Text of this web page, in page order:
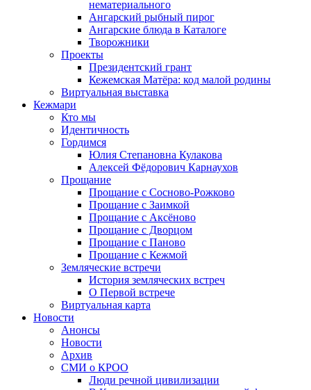
нематериального
Ангарский рыбный пирог
Ангарские блюда в Каталоге
Творожники
Проекты
Президентский грант
Кежемская Матёра: код малой родины
Виртуальная выставка
Кежмари
Кто мы
Идентичность
Гордимся
Юлия Степановна Кулакова
Алексей Фёдорович Карнаухов
Прощание
Прощание с Сосново-Рожково
Прощание с Заимкой
Прощание с Аксёново
Прощание с Дворцом
Прощание с Паново
Прощание с Кежмой
Земляческие встречи
История земляческих встреч
О Первой встрече
Виртуальная карта
Новости
Анонсы
Новости
Архив
СМИ о КРОО
Люди речной цивилизации